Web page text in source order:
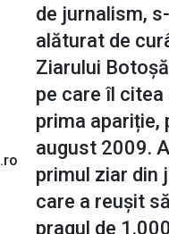
de jurnalism,
alăturat de
Ziarului
pe care îl citea
prima apariție,
august 2009.
primul ziar din
care a reușit
pragul de